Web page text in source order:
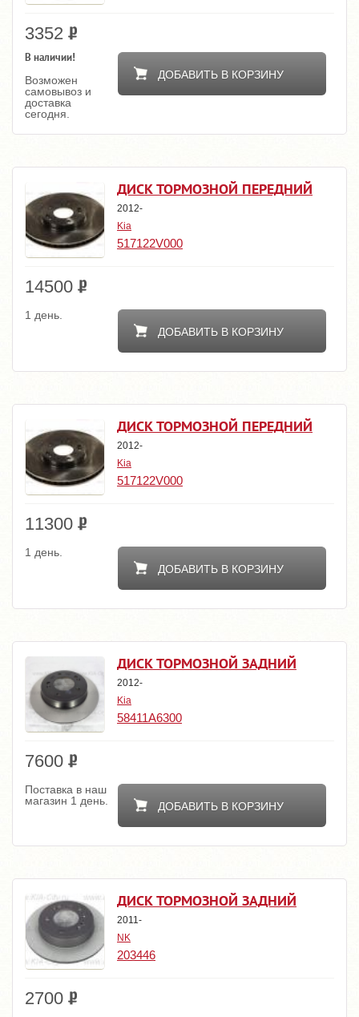
3352
ДОБАВИТЬ В КОРЗИНУ
В наличии!
Возможен
самовывоз и
доставка
сегодня.
ДИСК ТОРМОЗНОЙ ПЕРЕДНИЙ
2012-
Kia
517122V000
14500
ДОБАВИТЬ В КОРЗИНУ
1 день.
ДИСК ТОРМОЗНОЙ ПЕРЕДНИЙ
2012-
Kia
517122V000
11300
ДОБАВИТЬ В КОРЗИНУ
1 день.
ДИСК ТОРМОЗНОЙ ЗАДНИЙ
2012-
Kia
58411A6300
7600
ДОБАВИТЬ В КОРЗИНУ
Поставка в наш
магазин 1 день.
ДИСК ТОРМОЗНОЙ ЗАДНИЙ
2011-
NK
203446
2700